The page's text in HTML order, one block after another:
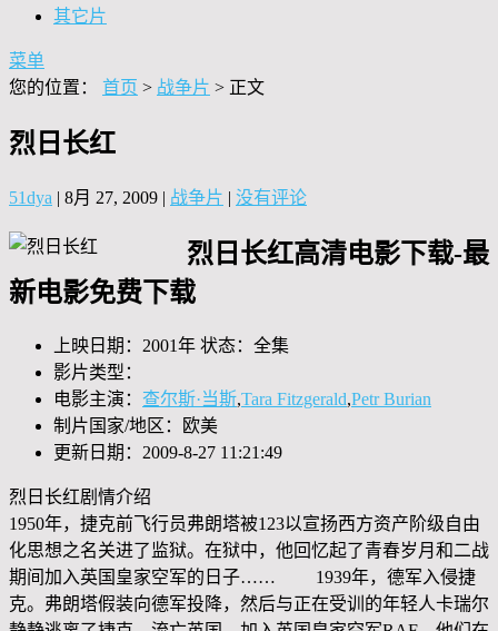
其它片
菜单
您的位置： 首页 > 战争片 > 正文
烈日长红
51dya | 8月 27, 2009 | 战争片 | 没有评论
烈日长红高清电影下载-最
新电影免费下载
上映日期：2001年 状态：全集
影片类型：
电影主演： 查尔斯·当斯,Tara Fitzgerald,Petr Burian
制片国家/地区：欧美
更新日期：2009-8-27 11:21:49
烈日长红剧情介绍
1950年，捷克前飞行员弗朗塔被123以宣扬西方资产阶级自由
化思想之名关进了监狱。在狱中，他回忆起了青春岁月和二战
期间加入英国皇家空军的日子…… 1939年，德军入侵捷
克。弗朗塔假装向德军投降，然后与正在受训的年轻人卡瑞尔